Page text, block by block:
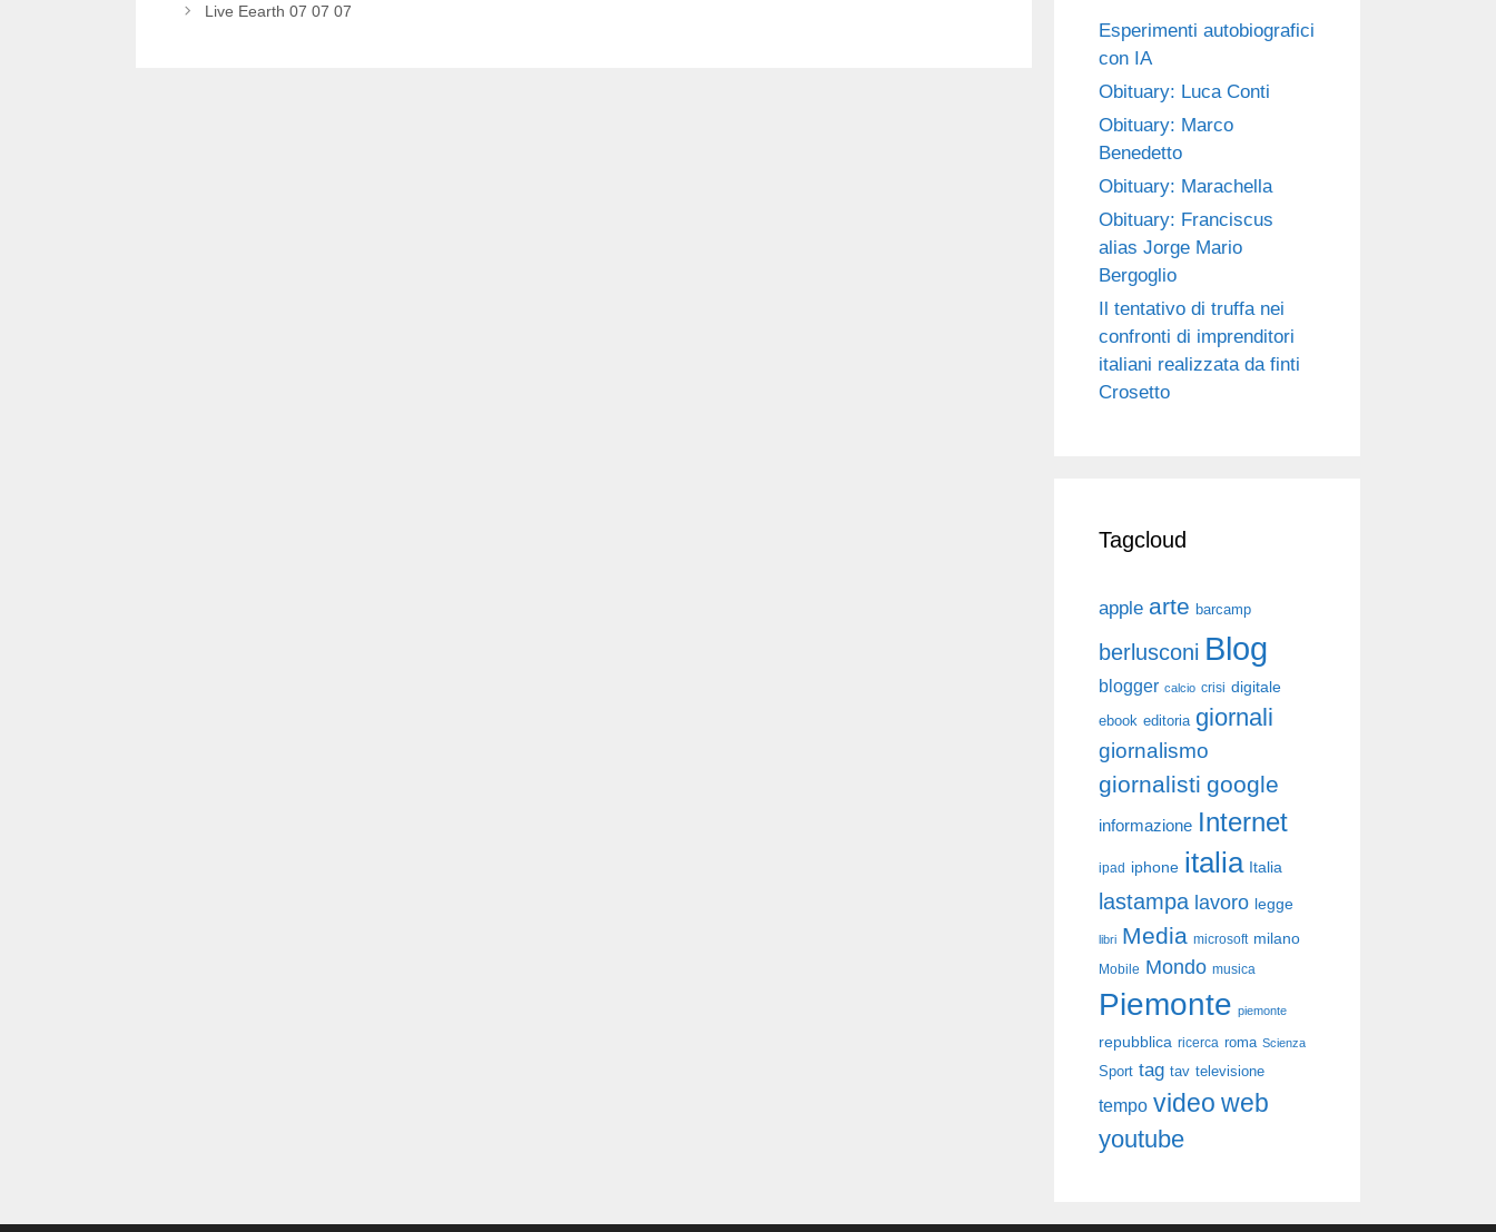
Live Eearth 07 07 07
Esperimenti autobiografici
con IA
Obituary: Luca Conti
Obituary: Marco
Benedetto
Obituary: Marachella
Obituary: Franciscus
alias Jorge Mario
Bergoglio
Il tentativo di truffa nei
confronti di imprenditori
italiani realizzata da finti
Crosetto
Tagcloud
apple arte barcamp
berlusconi Blog
blogger calcio crisi digitale
ebook editoria giornali
giornalismo
giornalisti google
informazione Internet
ipad iphone italia Italia
lastampa lavoro legge
libri Media microsoft milano
Mobile Mondo musica
Piemonte piemonte
repubblica ricerca roma Scienza
Sport tag tav televisione
tempo video web
youtube